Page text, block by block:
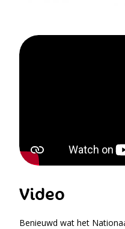
Video
Benieuwd wat het